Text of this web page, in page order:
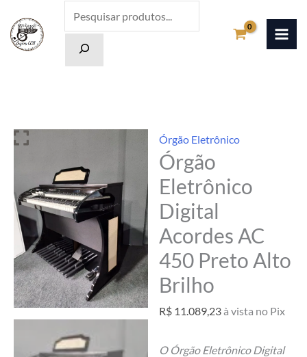
para
Pesquisa
Órgão Eletrônico
Órgão
Eletrônico
Digital
Acordes AC
450 Preto Alto
Brilho
R$ 11.089,23à vista no Pix
O Órgão Eletrônico Digital